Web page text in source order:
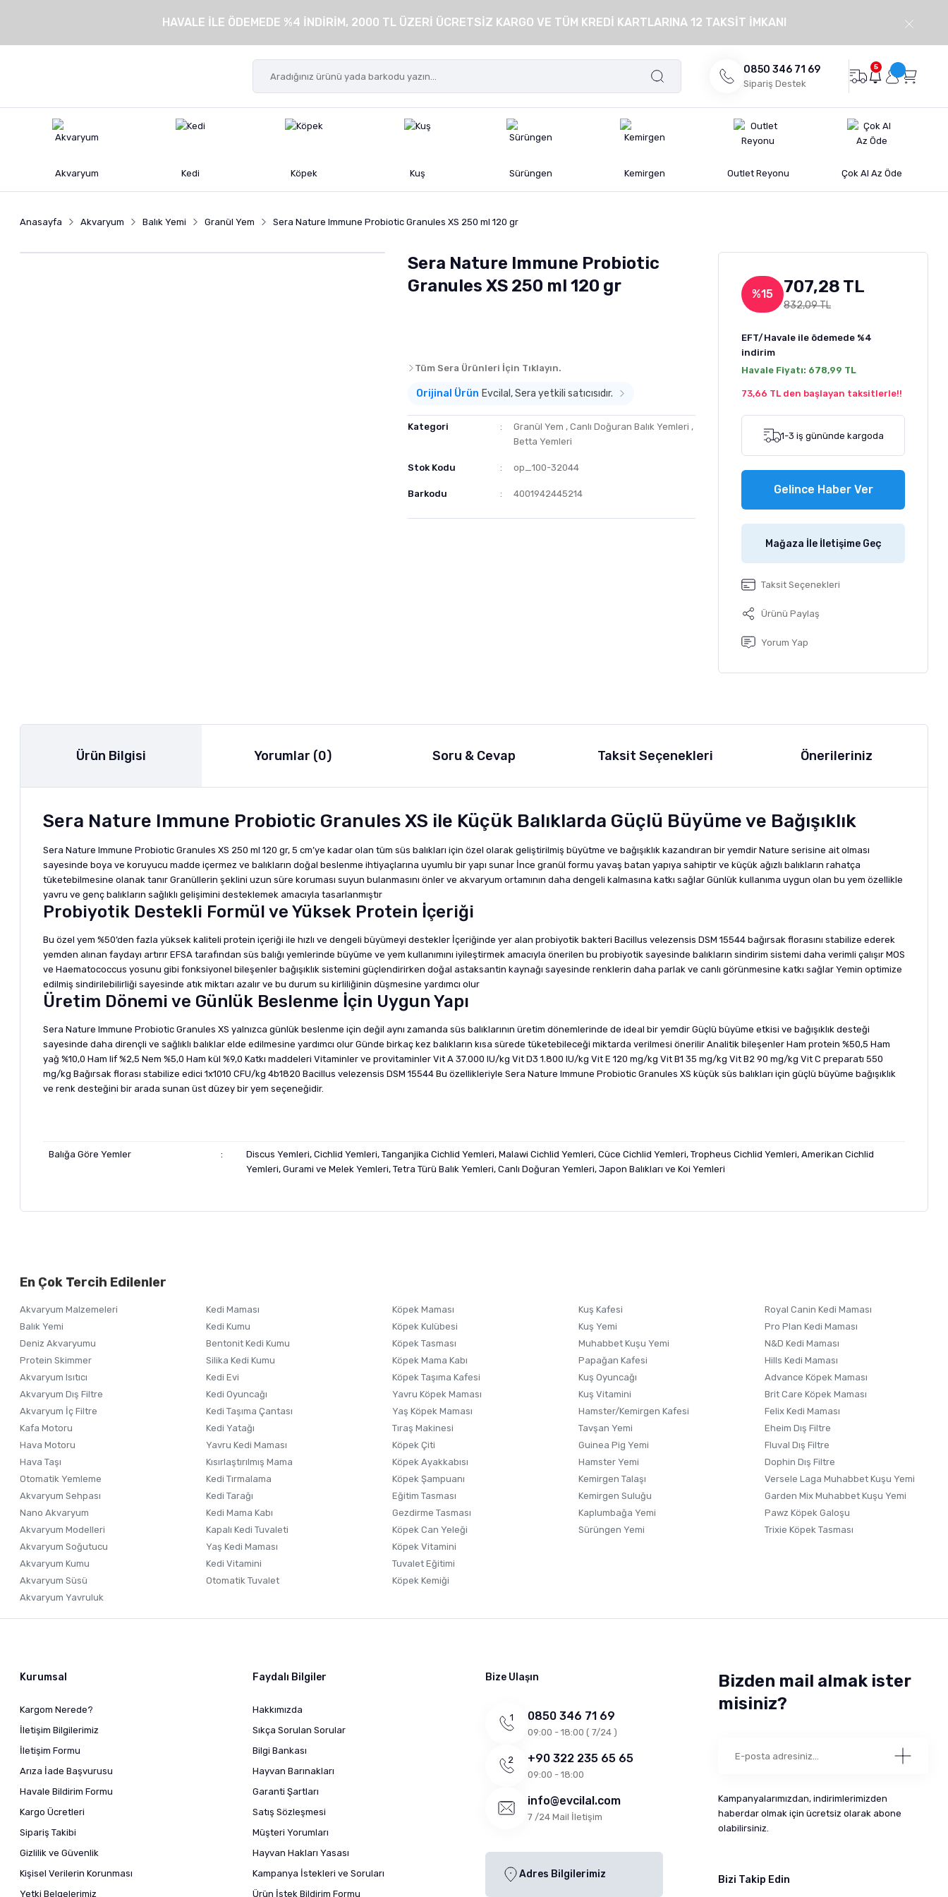
HAVALE İLE ÖDEMEDE %4 İNDİRİM, 2000 TL ÜZERİ ÜCRETSİZ KARGO VE TÜM KREDİ KARTLARINA 12 TAKSİT İMKANI
0850 346 71 69
Sipariş Destek
5
Akvaryum Kedi Köpek Kuş Sürüngen Kemirgen Outlet Reyonu Çok Al Az Öde
Anasayfa Akvaryum Balık Yemi Granül Yem Sera Nature Immune Probiotic Granules XS 250 ml 120 gr
Sera Nature Immune Probiotic
Granules XS 250 ml 120 gr
Tüm Sera Ürünleri İçin Tıklayın.
Orijinal Ürün Evcilal, Sera yetkili satıcısıdır.
Kategori Granül Yem , Canlı Doğuran Balık Yemleri ,
Betta Yemleri
Stok Kodu op_100-32044
Barkodu 4001942445214
%15 707,28 TL
832,09 TL
EFT/Havale ile ödemede %4
indirim
Havale Fiyatı: 678,99 TL
73,66 TL den başlayan taksitlerle!!
1-3 iş gününde kargoda
Gelince Haber Ver
Mağaza İle İletişime Geç
Taksit Seçenekleri
Ürünü Paylaş
Yorum Yap
Ürün Bilgisi Yorumlar (0) Soru & Cevap Taksit Seçenekleri Önerileriniz
Sera Nature Immune Probiotic Granules XS ile Küçük Balıklarda Güçlü Büyüme ve Bağışıklık
Sera Nature Immune Probiotic Granules XS 250 ml 120 gr, 5 cm’ye kadar olan tüm süs balıkları için özel olarak geliştirilmiş büyütme ve bağışıklık kazandıran bir yemdir Nature serisine ait olması
sayesinde boya ve koruyucu madde içermez ve balıkların doğal beslenme ihtiyaçlarına uyumlu bir yapı sunar İnce granül formu yavaş batan yapıya sahiptir ve küçük ağızlı balıkların rahatça
tüketebilmesine olanak tanır Granüllerin şeklini uzun süre koruması suyun bulanmasını önler ve akvaryum ortamının daha dengeli kalmasına katkı sağlar Günlük kullanıma uygun olan bu yem özellikle
yavru ve genç balıkların sağlıklı gelişimini desteklemek amacıyla tasarlanmıştır
Probiyotik Destekli Formül ve Yüksek Protein İçeriği
Bu özel yem %50’den fazla yüksek kaliteli protein içeriği ile hızlı ve dengeli büyümeyi destekler İçeriğinde yer alan probiyotik bakteri Bacillus velezensis DSM 15544 bağırsak florasını stabilize ederek
yemden alınan faydayı artırır EFSA tarafından süs balığı yemlerinde büyüme ve yem kullanımını iyileştirmek amacıyla önerilen bu probiyotik sayesinde balıkların sindirim sistemi daha verimli çalışır MOS
ve Haematococcus yosunu gibi fonksiyonel bileşenler bağışıklık sistemini güçlendirirken doğal astaksantin kaynağı sayesinde renklerin daha parlak ve canlı görünmesine katkı sağlar Yemin optimize
edilmiş sindirilebilirliği sayesinde atık miktarı azalır ve bu durum su kirliliğinin düşmesine yardımcı olur
Üretim Dönemi ve Günlük Beslenme İçin Uygun Yapı
Sera Nature Immune Probiotic Granules XS yalnızca günlük beslenme için değil aynı zamanda süs balıklarının üretim dönemlerinde de ideal bir yemdir Güçlü büyüme etkisi ve bağışıklık desteği
sayesinde daha dirençli ve sağlıklı balıklar elde edilmesine yardımcı olur Günde birkaç kez balıkların kısa sürede tüketebileceği miktarda verilmesi önerilir Analitik bileşenler Ham protein %50,5 Ham
yağ %10,0 Ham lif %2,5 Nem %5,0 Ham kül %9,0 Katkı maddeleri Vitaminler ve provitaminler Vit A 37.000 IU/kg Vit D3 1.800 IU/kg Vit E 120 mg/kg Vit B1 35 mg/kg Vit B2 90 mg/kg Vit C preparatı 550
mg/kg Bağırsak florası stabilize edici 1x1010 CFU/kg 4b1820 Bacillus velezensis DSM 15544 Bu özellikleriyle Sera Nature Immune Probiotic Granules XS küçük süs balıkları için güçlü büyüme bağışıklık
ve renk desteğini bir arada sunan üst düzey bir yem seçeneğidir.
Balığa Göre Yemler :
Discus Yemleri, Cichlid Yemleri, Tanganjika Cichlid Yemleri, Malawi Cichlid Yemleri, Cüce Cichlid Yemleri, Tropheus Cichlid Yemleri, Amerikan Cichlid
Yemleri, Gurami ve Melek Yemleri, Tetra Türü Balık Yemleri, Canlı Doğuran Yemleri, Japon Balıkları ve Koi Yemleri
Ürünü Satın Al ve Yorumla
Ürün açıklamasında eksik bilgiler bulunuyor.
Ürün fiyatı diğer sitelerden daha pahalı.
Bu ürüne benzer farklı alternatifler olmalı.
Gönder
En Çok Tercih Edilenler
Akvaryum Malzemeleri
Balık Yemi
Deniz Akvaryumu
Protein Skimmer
Akvaryum Isıtıcı
Akvaryum Dış Filtre
Akvaryum İç Filtre
Kafa Motoru
Hava Motoru
Hava Taşı
Otomatik Yemleme
Akvaryum Sehpası
Nano Akvaryum
Akvaryum Modelleri
Akvaryum Soğutucu
Akvaryum Kumu
Akvaryum Süsü
Akvaryum Yavruluk
Kedi Maması
Kedi Kumu
Bentonit Kedi Kumu
Silika Kedi Kumu
Kedi Evi
Kedi Oyuncağı
Kedi Taşıma Çantası
Kedi Yatağı
Yavru Kedi Maması
Kısırlaştırılmış Mama
Kedi Tırmalama
Kedi Tarağı
Kedi Mama Kabı
Kapalı Kedi Tuvaleti
Yaş Kedi Maması
Kedi Vitamini
Otomatik Tuvalet
Köpek Maması
Köpek Kulübesi
Köpek Tasması
Köpek Mama Kabı
Köpek Taşıma Kafesi
Yavru Köpek Maması
Yaş Köpek Maması
Tıraş Makinesi
Köpek Çiti
Köpek Ayakkabısı
Köpek Şampuanı
Eğitim Tasması
Gezdirme Tasması
Köpek Can Yeleği
Köpek Vitamini
Tuvalet Eğitimi
Köpek Kemiği
Kuş Kafesi
Kuş Yemi
Muhabbet Kuşu Yemi
Papağan Kafesi
Kuş Oyuncağı
Kuş Vitamini
Hamster/Kemirgen Kafesi
Tavşan Yemi
Guinea Pig Yemi
Hamster Yemi
Kemirgen Talaşı
Kemirgen Suluğu
Kaplumbağa Yemi
Sürüngen Yemi
Royal Canin Kedi Maması
Pro Plan Kedi Maması
N&D Kedi Maması
Hills Kedi Maması
Advance Köpek Maması
Brit Care Köpek Maması
Felix Kedi Maması
Eheim Dış Filtre
Fluval Dış Filtre
Dophin Dış Filtre
Versele Laga Muhabbet Kuşu Yemi
Garden Mix Muhabbet Kuşu Yemi
Pawz Köpek Galoşu
Trixie Köpek Tasması
Kurumsal
Kargom Nerede?
İletişim Bilgilerimiz
İletişim Formu
Arıza İade Başvurusu
Havale Bildirim Formu
Kargo Ücretleri
Sipariş Takibi
Gizlilik ve Güvenlik
Kişisel Verilerin Korunması
Yetki Belgelerimiz
Faydalı Bilgiler
Hakkımızda
Sıkça Sorulan Sorular
Bilgi Bankası
Hayvan Barınakları
Garanti Şartları
Satış Sözleşmesi
Müşteri Yorumları
Hayvan Hakları Yasası
Kampanya İstekleri ve Soruları
Ürün İstek Bildirim Formu
Bize Ulaşın
0850 346 71 69
09:00 - 18:00 ( 7/24 )
+90 322 235 65 65
09:00 - 18:00
info@evcilal.com
7 /24 Mail İletişim
Adres Bilgilerimiz
Bizden mail almak ister
misiniz?
Kampanyalarımızdan, indirimlerimizden
haberdar olmak için ücretsiz olarak abone
olabilirsiniz.
Bizi Takip Edin